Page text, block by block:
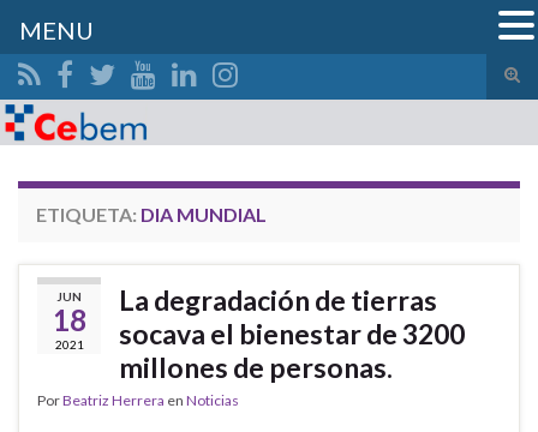
el
Search for:
ETIQUETA: DIA MUNDIAL
JUN
18
2021
La degradación de tierras
socava el bienestar de 3200
millones de personas.
PorBeatriz Herrera en Noticias
MENU